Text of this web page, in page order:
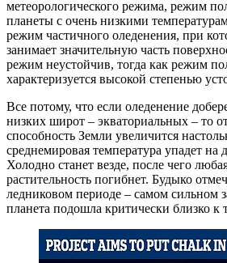
метеорологического режима, режим
планеты с очень низкими
режим частичного оледенения, при
занимает значительную часть
режим неустойчив, тогда как режим
характеризуется высокой степенью
Все потому, что если оледенение
низких широт – экваториальных – то
способность Земли увеличится
среднемировая температура упадет на
Холодно станет везде, после чего
растительность погибнет. Будыко
ледниковом периоде – самом сильном
планета подошла критически близко к